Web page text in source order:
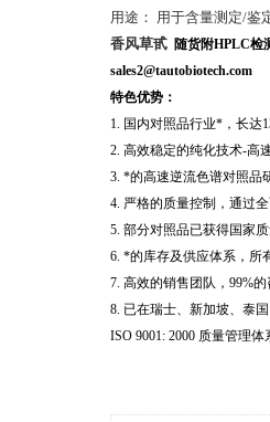
用途： 用于含量测定/鉴
香风草甙 随货附HPLC检
sales2@tautobiotech.com
特色优势：
1. 国内对照品行业*，长达
2. 高效稳定的纯化技术-高
3. *的高速逆流色谱对照品
4. 严格的质量控制，通过
5. 部分对照品已获得国家
6. *的库存及供应体系，所
7. 高效的销售团队， 99%的
8. 已在瑞士、新加坡、泰
ISO 9001: 2000 质量管理体